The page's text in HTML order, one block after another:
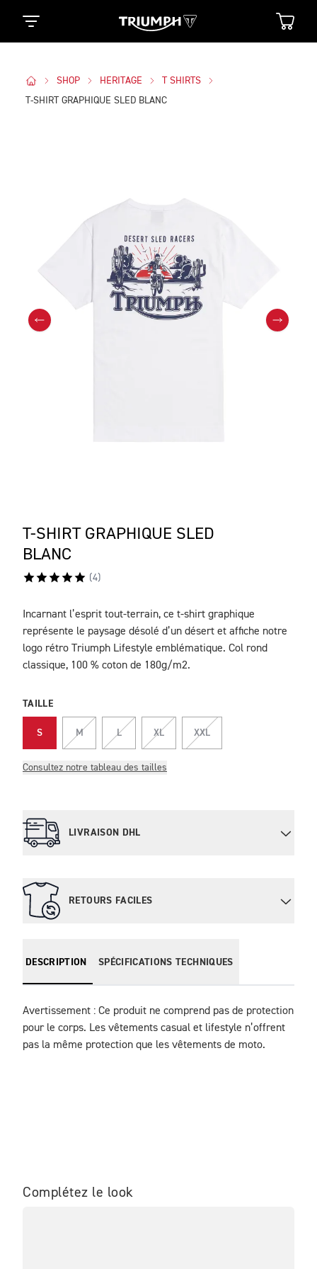
SHOP HERITAGE
T SHIRTS
T-SHIRT GRAPHIQUE SLED BLANC
T-SHIRT GRAPHIQUE SLED
BLANC
(4)
DESCRIPTION
Incarnant l’esprit tout-terrain, ce t-shirt graphique
représente le paysage désolé d’un désert et affiche notre
logo rétro Triumph Lifestyle emblématique. Col rond
classique, 100 % coton de 180g/m2.
TAILLE
S M L XL XXL
Consultez notre tableau des tailles
LIVRAISON DHL
RETOURS FACILES
DESCRIPTION SPÉCIFICATIONS TECHNIQUES
Avertissement : Ce produit ne comprend pas de protection
pour le corps. Les vêtements casual et lifestyle n’offrent
pas la même protection que les vêtements de moto.
Complétez le look